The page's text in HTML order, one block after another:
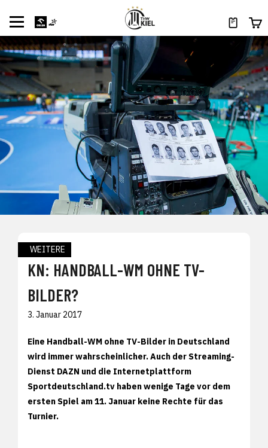
WEITERE
KN: HANDBALL-WM OHNE TV-
BILDER?
3. Januar 2017
Eine Handball-WM ohne TV-Bilder in Deutschland
wird immer wahrscheinlicher. Auch der Streaming-
Dienst DAZN und die Internetplattform
Sportdeutschland.tv haben wenige Tage vor dem
ersten Spiel am 11. Januar keine Rechte für das
Turnier.